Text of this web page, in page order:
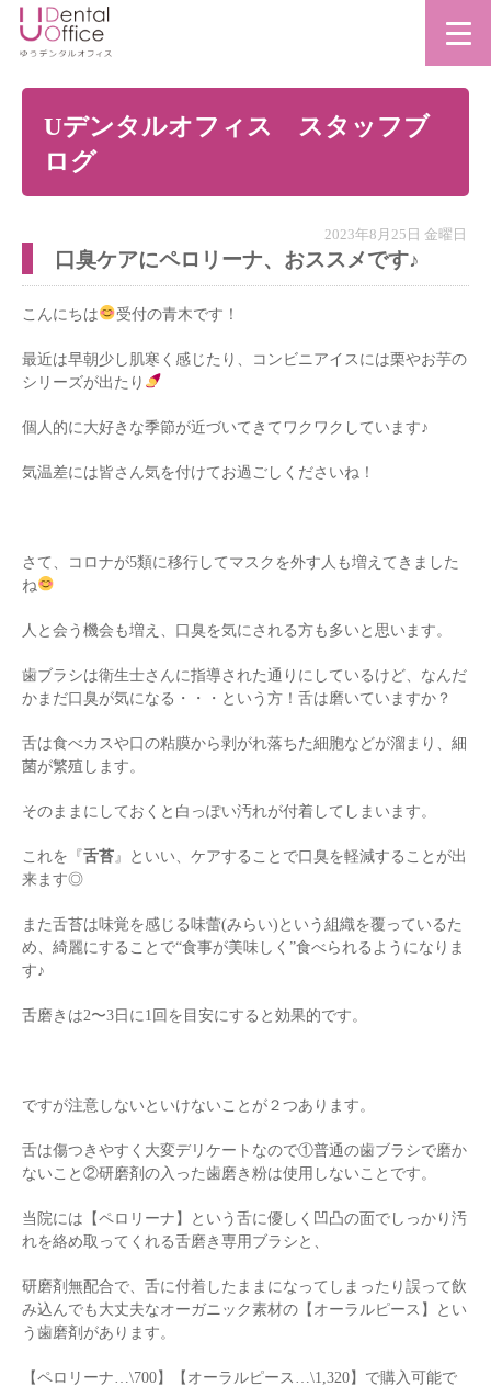
Uデンタルオフィス スタッフブ
ログ
2023年8月25日 金曜日
口臭ケアにペロリーナ、おススメです♪
こんにちは 受付の青木です！
最近は早朝少し肌寒く感じたり、コンビニアイスには栗やお芋の
シリーズが出たり
個人的に大好きな季節が近づいてきてワクワクしています♪
気温差には皆さん気を付けてお過ごしくださいね！
さて、コロナが5類に移行してマスクを外す人も増えてきました
ね
人と会う機会も増え、口臭を気にされる方も多いと思います。
歯ブラシは衛生士さんに指導された通りにしているけど、なんだ
かまだ口臭が気になる・・・という方！舌は磨いていますか？
舌は食べカスや口の粘膜から剥がれ落ちた細胞などが溜まり、細
菌が繁殖します。
そのままにしておくと白っぽい汚れが付着してしまいます。
これを『舌苔』といい、ケアすることで口臭を軽減することが出
来ます◎
また舌苔は味覚を感じる味蕾(みらい)という組織を覆っているた
め、綺麗にすることで“食事が美味しく”食べられるようになりま
す♪
舌磨きは2〜3日に1回を目安にすると効果的です。
ですが注意しないといけないことが２つあります。
舌は傷つきやすく大変デリケートなので①普通の歯ブラシで磨か
ないこと②研磨剤の入った歯磨き粉は使用しないことです。
当院には【ペロリーナ】という舌に優しく凹凸の面でしっかり汚
れを絡め取ってくれる舌磨き専用ブラシと、
研磨剤無配合で、舌に付着したままになってしまったり誤って飲
み込んでも大丈夫なオーガニック素材の【オーラルピース】とい
う歯磨剤があります。
【ペロリーナ…\700】【オーラルピース…\1,320】で購入可能で